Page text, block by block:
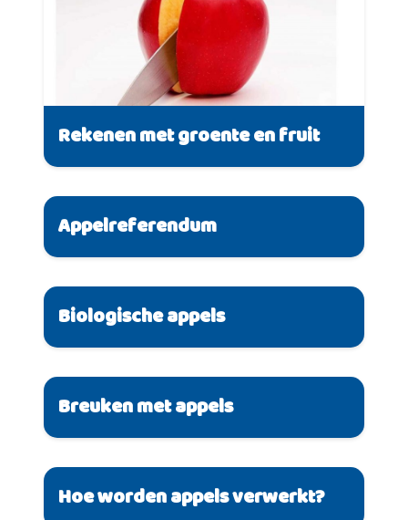
Rekenen met groente en fruit
Appelreferendum
Biologische appels
Breuken met appels
Hoe worden appels verwerkt?